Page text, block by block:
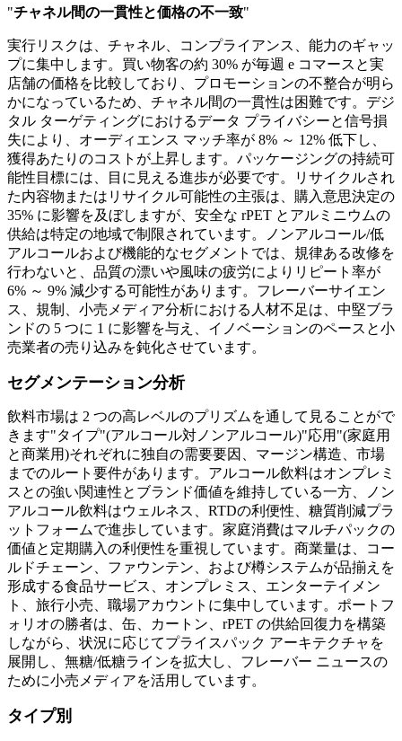
"チャネル間の一貫性と価格の不一致"
実行リスクは、チャネル、コンプライアンス、能力のギャッ
プに集中します。買い物客の約 30% が毎週 e コマースと実
店舗の価格を比較しており、プロモーションの不整合が明ら
かになっているため、チャネル間の一貫性は困難です。デジ
タル ターゲティングにおけるデータ プライバシーと信号損
失により、オーディエンス マッチ率が 8% ～ 12% 低下し、
獲得あたりのコストが上昇します。パッケージングの持続可
能性目標には、目に見える進歩が必要です。リサイクルされ
た内容物またはリサイクル可能性の主張は、購入意思決定の
35% に影響を及ぼしますが、安全な rPET とアルミニウムの
供給は特定の地域で制限されています。ノンアルコール/低
アルコールおよび機能的なセグメントでは、規律ある改修を
行わないと、品質の漂いや風味の疲労によりリピート率が
6% ～ 9% 減少する可能性があります。フレーバーサイエン
ス、規制、小売メディア分析における人材不足は、中堅ブラ
ンドの 5 つに 1 に影響を与え、イノベーションのペースと小
売業者の売り込みを鈍化させています。
セグメンテーション分析
飲料市場は 2 つの高レベルのプリズムを通して見ることがで
きます"タイプ"(アルコール対ノンアルコール)"応用"(家庭用
と商業用)それぞれに独自の需要要因、マージン構造、市場
までのルート要件があります。アルコール飲料はオンプレミ
スとの強い関連性とブランド価値を維持している一方、ノン
アルコール飲料はウェルネス、RTDの利便性、糖質削減プラ
ットフォームで進歩しています。家庭消費はマルチパックの
価値と定期購入の利便性を重視しています。商業量は、コー
ルドチェーン、ファウンテン、および樽システムが品揃えを
形成する食品サービス、オンプレミス、エンターテイメン
ト、旅行小売、職場アカウントに集中しています。ポートフ
ォリオの勝者は、缶、カートン、rPET の供給回復力を構築
しながら、状況に応じてプライスパック アーキテクチャを
展開し、無糖/低糖ラインを拡大し、フレーバー ニュースの
ために小売メディアを活用しています。
タイプ別